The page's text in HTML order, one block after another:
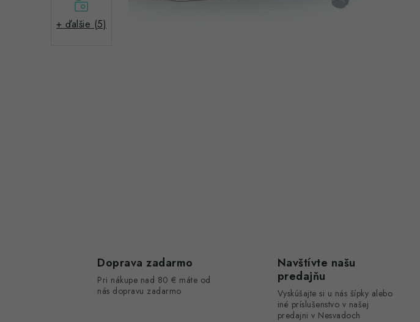
+ ďalšie (5)
Doprava zadarmo
Pri nákupe nad 80 € máte od
nás dopravu zadarmo
Navštívte našu
predajňu
Vyskúšajte si u nás šípky alebo
iné príslušenstvo v našej
predajni v Nesvadoch